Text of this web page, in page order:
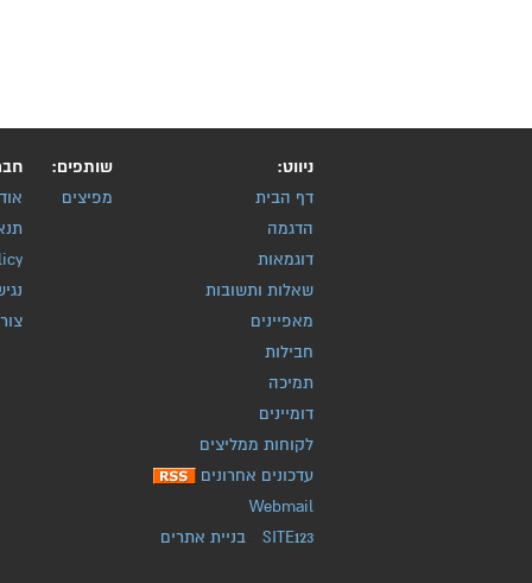
ניווט:
דף הבית
הדגמה
דוגמאות
שאלות ותשובות
מאפיינים
חבילות
תמיכה
דומיינים
לקוחות ממליצים
עדכונים אחרונים
Webmail
SITE123
בניית אתרים
שותפים:
מפיצים